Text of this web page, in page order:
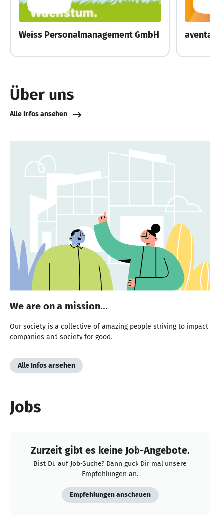
Weiss Personalmanagement GmbH
Über uns
Alle Infos ansehen
We are on a mission...
Our society is a collective of amazing people striving to impact
companies and society for good.
Alle Infos ansehen
Jobs
Zurzeit gibt es keine Job-Angebote.
Bist Du auf Job-Suche? Dann guck Dir mal unsere
Empfehlungen an.
Empfehlungen anschauen